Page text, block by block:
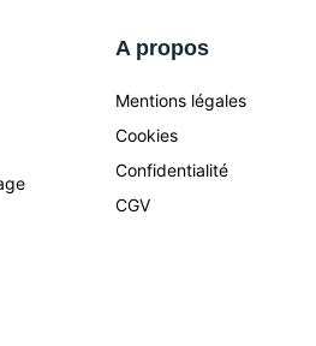
A propos
Mentions légales
Cookies
Confidentialité
CGV